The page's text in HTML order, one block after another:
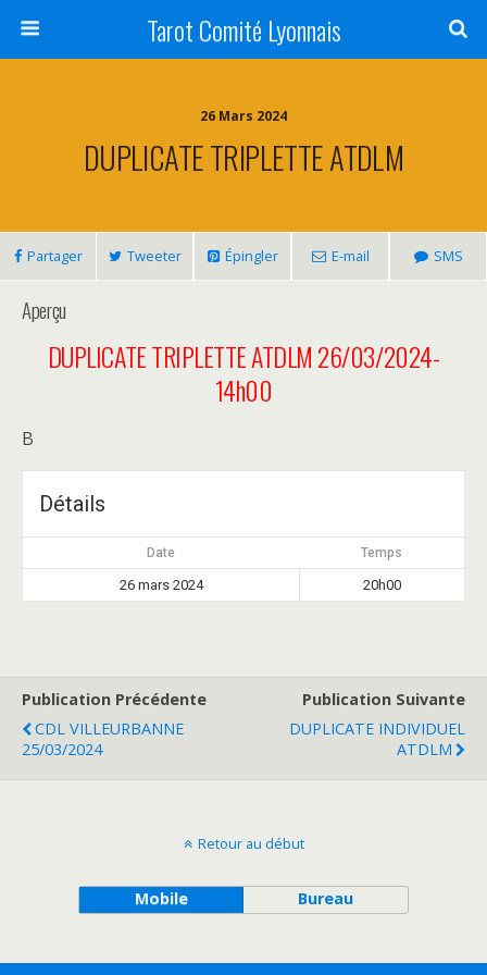
Tarot Comité Lyonnais
26 Mars 2024
DUPLICATE TRIPLETTE ATDLM
Partager Tweeter Épingler E-mail SMS
Aperçu
DUPLICATE TRIPLETTE ATDLM 26/03/2024-
14h00
B
Détails
Date Temps
26 mars 2024 20h00
Publication Précédente
CDL VILLEURBANNE
25/03/2024
Publication Suivante
DUPLICATE INDIVIDUEL
ATDLM
Retour au début
Mobile Bureau